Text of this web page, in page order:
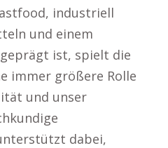
industriell
und einem
ist, spielt die
immer größere Rolle
und unser
dabei,